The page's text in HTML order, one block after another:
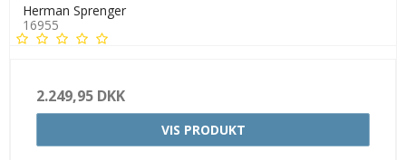
Herman Sprenger
16955
2.249,95 DKK
VIS PRODUKT